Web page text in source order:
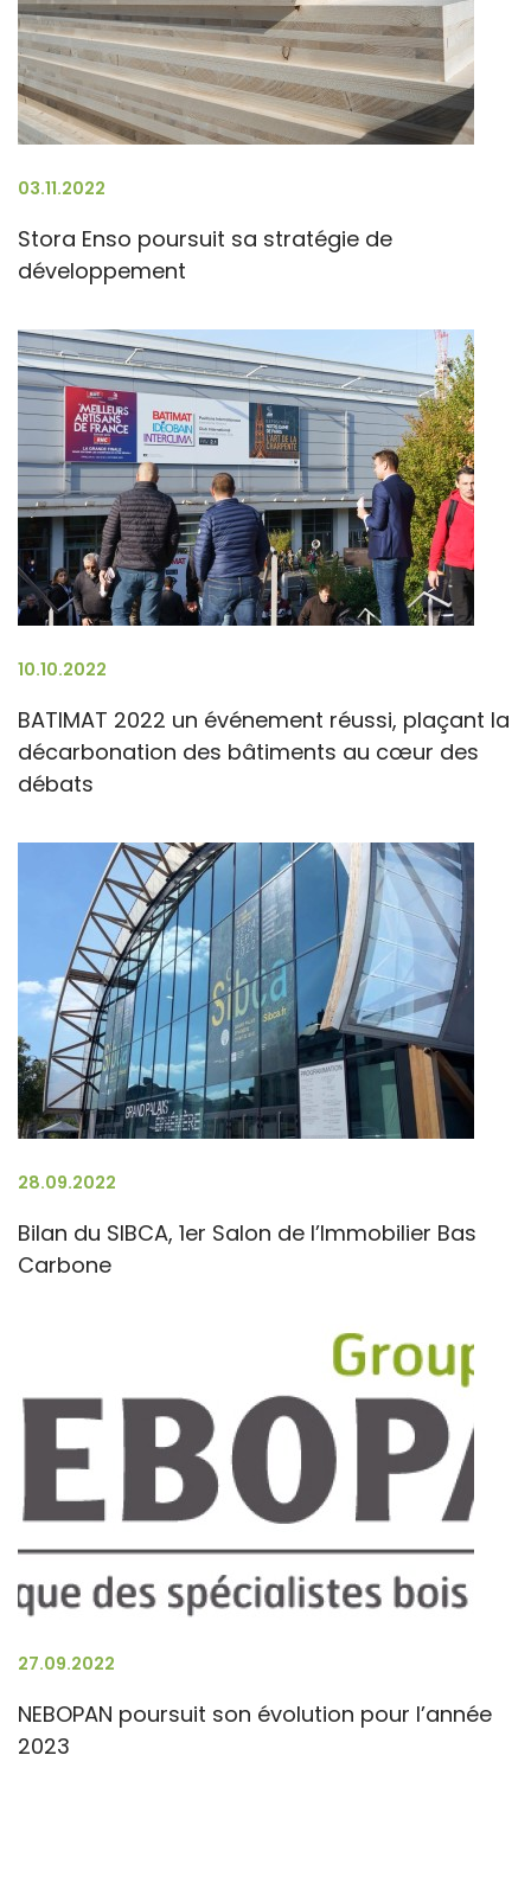
03.11.2022
Stora Enso poursuit sa stratégie de
développement
10.10.2022
BATIMAT 2022 un événement réussi, plaçant la
décarbonation des bâtiments au cœur des
débats
28.09.2022
Bilan du SIBCA, 1er Salon de l’Immobilier Bas
Carbone
27.09.2022
NEBOPAN poursuit son évolution pour l’année
2023